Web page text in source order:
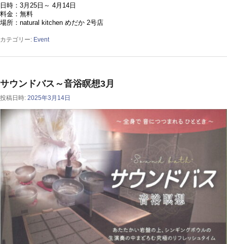
日時：3月25日～ 4月14日
料金：無料
場所：natural kitchen めだか 2号店
カテゴリー: Event
サウンドバス～音浴瞑想3月
投稿日時: 2025年3月14日